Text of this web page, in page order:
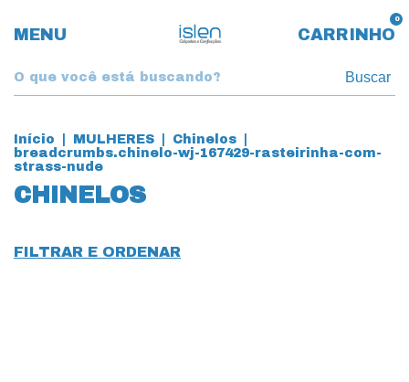
MENU CARRINHO
0
Buscar
Início MULHERES Chinelos
breadcrumbs.chinelo-wj-167429-rasteirinha-com-
strass-nude
CHINELOS
FILTRAR E ORDENAR